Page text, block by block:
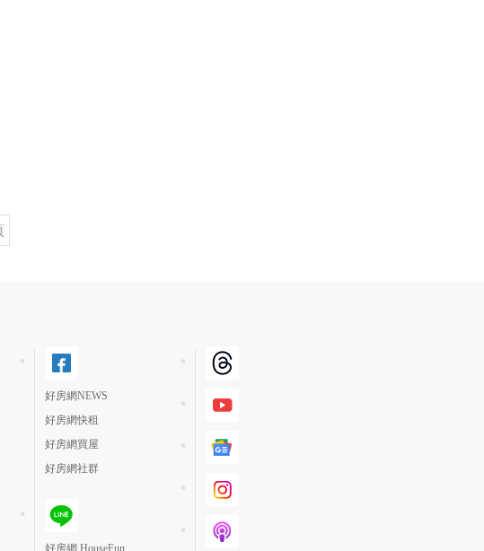
好房網NEWS
好房網快租
好房網買屋
好房網社群
好房網 HouseFun